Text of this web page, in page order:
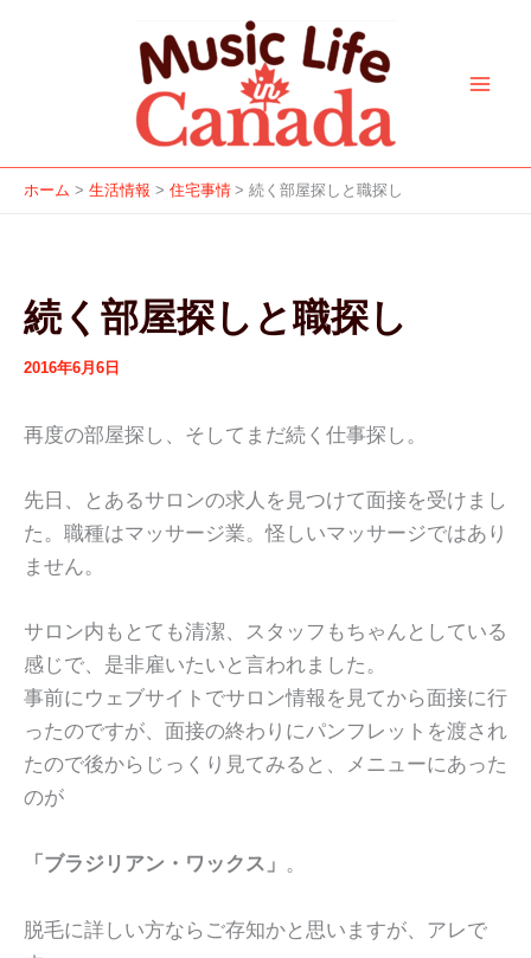
ホーム 生活情報 住宅事情 続く部屋探しと職探し
続く部屋探しと職探し
2016年6月6日
再度の部屋探し、そしてまだ続く仕事探し。
先日、とあるサロンの求人を見つけて面接を受けまし
た。職種はマッサージ業。怪しいマッサージではあり
ません。
サロン内もとても清潔、スタッフもちゃんとしている
感じで、是非雇いたいと言われました。
事前にウェブサイトでサロン情報を見てから面接に行
ったのですが、面接の終わりにパンフレットを渡され
たので後からじっくり見てみると、メニューにあった
のが
「ブラジリアン・ワックス」 。
脱毛に詳しい方ならご存知かと思いますが、アレで
o
o
g
r
o
u
t
u
b
e
p
p
e
p
o
t
f
y